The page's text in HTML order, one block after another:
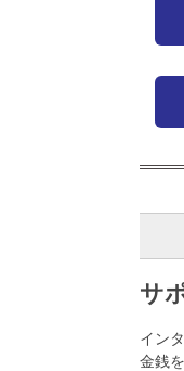
サ
イン
金銭